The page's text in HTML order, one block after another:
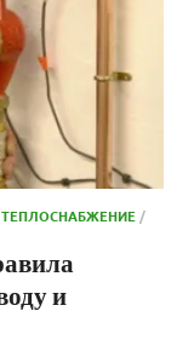
ТЕПЛОСНАБЖЕНИЕ /
и